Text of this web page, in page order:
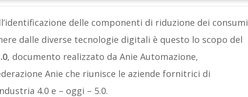
delle componenti di riduzione dei consumi
dalle diverse tecnologie digitali è questo lo scopo del
, documento realizzato da Anie Automazione,
Anie che riunisce le aziende fornitrici di
4.0 e – oggi – 5.0.